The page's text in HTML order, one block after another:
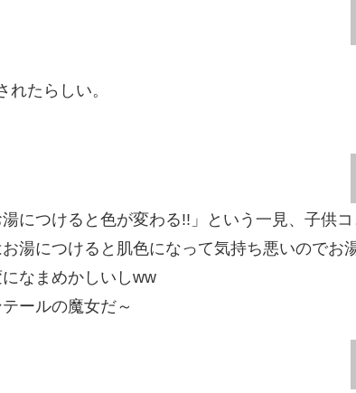
れたらしい。
につけると色が変わる!!」という一見、子供コ
湯につけると肌色になって気持ち悪いのでお
なまめかしいしww
ールの魔女だ～